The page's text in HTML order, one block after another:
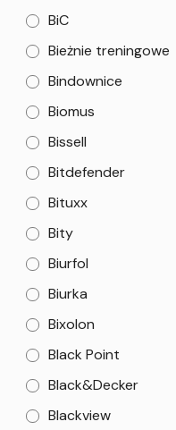
BiC
Bieżnie treningowe
Bindownice
Biomus
Bissell
Bitdefender
Bituxx
Bity
Biurfol
Biurka
Bixolon
Black Point
Black&Decker
Blackview